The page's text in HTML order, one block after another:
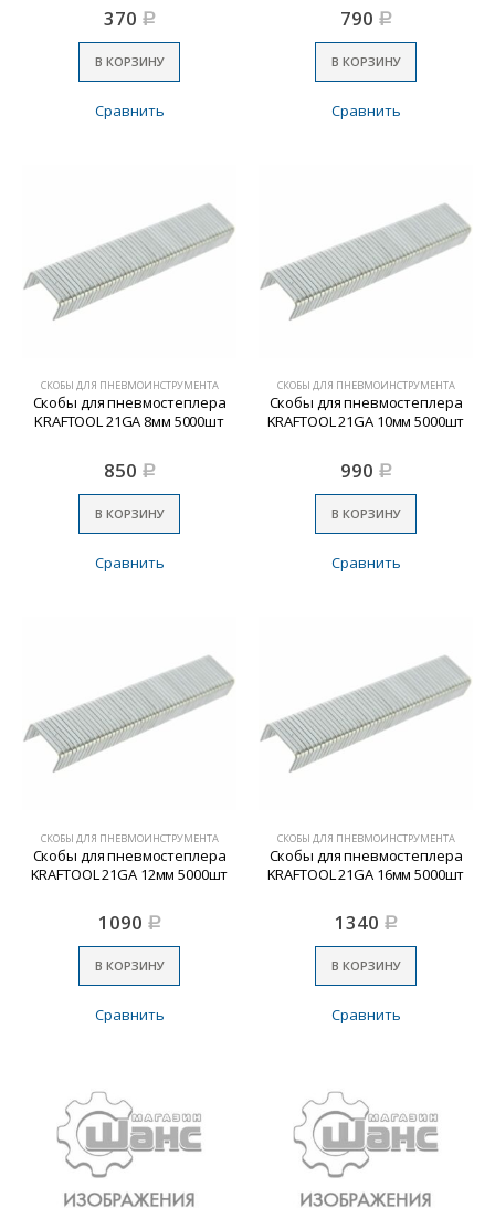
370 Р
В КОРЗИНУ
Сравнить
790 Р
В КОРЗИНУ
Сравнить
СКОБЫ ДЛЯ ПНЕВМОИНСТРУМЕНТА
Скобы для пневмостеплера
KRAFTOOL 21GA 8мм 5000шт
850 Р
В КОРЗИНУ
Сравнить
СКОБЫ ДЛЯ ПНЕВМОИНСТРУМЕНТА
Скобы для пневмостеплера
KRAFTOOL 21GA 10мм 5000шт
990 Р
В КОРЗИНУ
Сравнить
СКОБЫ ДЛЯ ПНЕВМОИНСТРУМЕНТА
Скобы для пневмостеплера
KRAFTOOL 21GA 12мм 5000шт
1090 Р
В КОРЗИНУ
Сравнить
СКОБЫ ДЛЯ ПНЕВМОИНСТРУМЕНТА
Скобы для пневмостеплера
KRAFTOOL 21GA 16мм 5000шт
1340 Р
В КОРЗИНУ
Сравнить